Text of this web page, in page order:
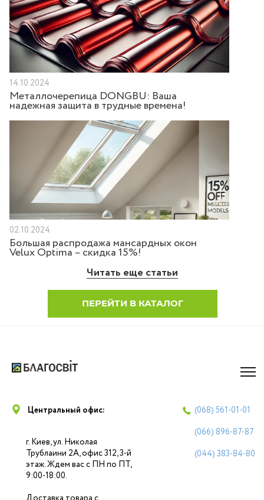
14.10.2024
Металлочерепица DONGBU: Ваша
надежная защита в трудные времена!
02.10.2024
Большая распродажа мансардных окон
Velux Optima – скидка 15%!
Читать еще статьи
ПЕРЕЙТИ В КАТАЛОГ
Центральный офис:
г. Киев, ул. Николая
Трублаини 2А, офис 312, 3-й
этаж. Ждем вас с ПН по ПТ,
9:00-18:00.
(068) 561-01-01
(066) 896-87-87
(044) 383-84-80